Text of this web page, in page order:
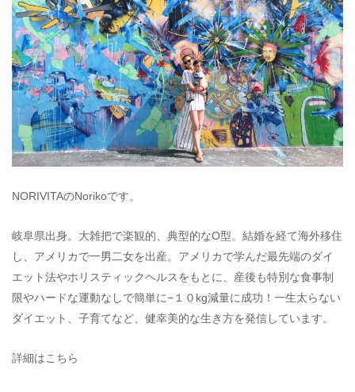
NORIVITAのNorikoです。
岐阜県出身。大雑把で楽観的、典型的なO型。結婚を経て海外移住
し、アメリカで一男二女を出産。アメリカで学んだ最先端のダイ
エット法やホリスティックヘルスをもとに、産後も特別な食事制
限やハードな運動なしで簡単に−１０kg減量に成功！一生太らない
ダイエット、子育てなど、健幸美的な生き方を発信しています。
詳細はこちら